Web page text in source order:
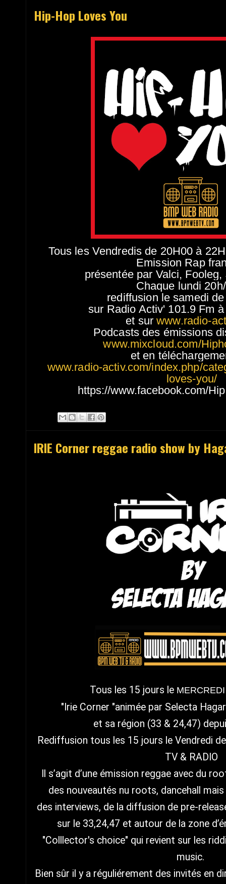
Hip-Hop Loves You
Tous les Vendredis de 20H00 à
Emission Rap
présentée par Valci,
Chaque lundi
rediffusion le samedi
sur Radio Activ' 101.9 Fm
et surwww.radio-
Podcasts des émissions
www.mixcloud.com/
et en
www.radio-activ.com/index.php/
loves-you/
https://www.facebook.com/
IRIE Corner reggae radio show by
Tous les 15 jours le
"Irie Corner "animée par Selecta
et sa région (33 & 24,47)
Rediffusion tous les 15 jours le Vendredi
TV & RADIO
Il s’agit d’une émission reggae avec du
des nouveautés nu roots, dancehall
des interviews, de la diffusion de pre-
sur le 33,24,47 et autour de la zone
"Colllector's choice" qui revient sur les
music.
Bien sûr il y a réguliérement des invités en